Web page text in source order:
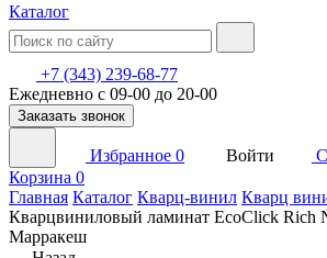
Каталог
+7 (343) 239-68-77
Ежедневно с 09-00 до 20-00
Заказать звонок
Избранное 0 Войти
Корзина 0
Главная Каталог Кварц-винил Кварц
Кварцвиниловый ламинат EcoClick Rich
Марракеш